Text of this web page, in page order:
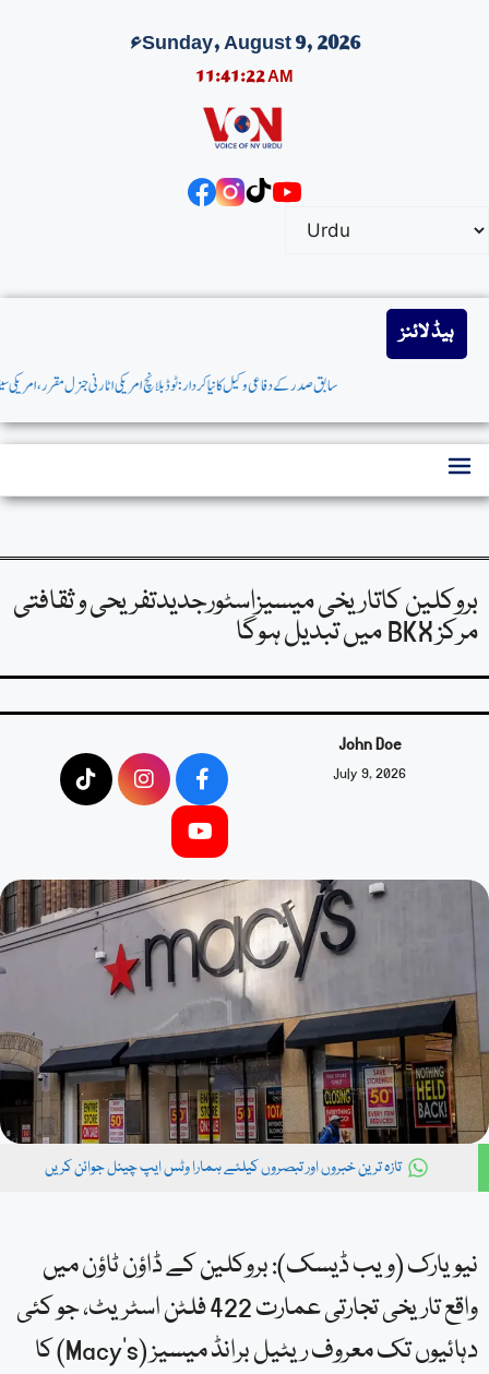
Sunday, August 9, 2026ء
11:41:23 AM
ہیڈ لائنز
سابق صدر کےدفاعی وکیل کانیاکردار:ٹوڈبلانچ امریکی اٹارنی جنرل مقرر،امریکی سینیٹ نے توثیق کردی
بروکلین کاتاریخی میسیزاسٹورجدیدتفریحی و ثقافتی
مرکز BKX میں تبدیل ہوگا
John Doe
July 9, 2026
تازہ ترین خبروں اور تبصروں کیلئے ہمارا وٹس ایپ چینل جوائن کریں
نیویارک (ویب ڈیسک): بروکلین کے ڈاؤن ٹاؤن میں
واقع تاریخی تجارتی عمارت 422 فلٹن اسٹریٹ، جو کئی
دہائیوں تک معروف ریٹیل برانڈ میسیز (Macy’s) کا